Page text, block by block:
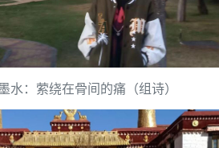
水：萦绕在骨间的痛（组诗）